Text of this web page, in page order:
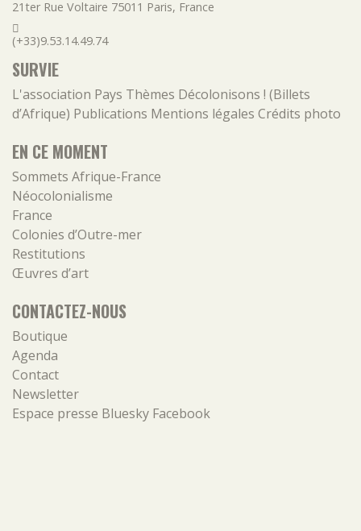
21ter Rue Voltaire 75011 Paris, France
(+33)9.53.14.49.74
SURVIE
L'association Pays Thèmes Décolonisons ! (Billets
d’Afrique) Publications Mentions légales Crédits photo
EN CE MOMENT
Sommets Afrique-France
Néocolonialisme
France
Colonies d’Outre-mer
Restitutions
Œuvres d’art
CONTACTEZ-NOUS
Boutique
Agenda
Contact
Newsletter
Espace presse Bluesky Facebook